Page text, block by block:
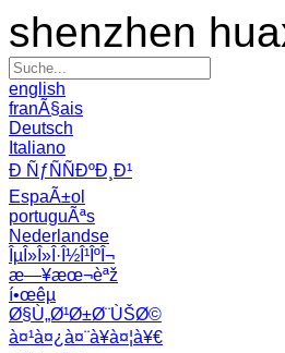
shenzhen
english
franÃ§ais
Deutsch
Italiano
Ð ÑƒÑÑÐºÐ¸Ð¹
EspaÃ±ol
portuguÃªs
Nederlandse
ÎµÎ»Î»Î·Î½Î¹ÎºÎ¬
æ—¥æœ¬èªž
í•œêµ­
Ø§Ù„Ø¹Ø±Ø¨ÙŠØ©
à¤¹à¤¿à¤¨à¥à¤¦à¥€